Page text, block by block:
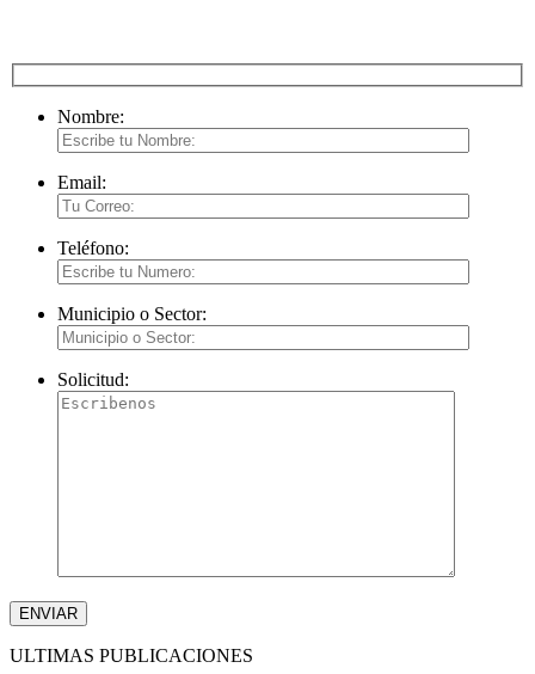
Nombre:
Email:
Teléfono:
Municipio o Sector:
Solicitud:
ENVIAR
ULTIMAS PUBLICACIONES